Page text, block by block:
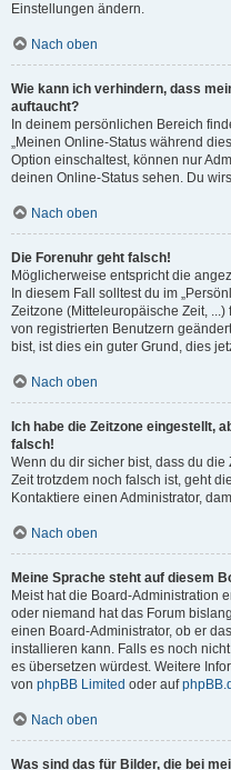
Einstellungen ändern.
Nach oben
Wie kann ich verhindern, dass
auftaucht?
In deinem persönlichen Bereich
„Meinen Online-Status während
Option einschaltest, können nur
deinen Online-Status sehen. Du
Nach oben
Die Forenuhr geht falsch!
Möglicherweise entspricht die
In diesem Fall solltest du im
Zeitzone (Mitteleuropäische Zeit,
von registrierten Benutzern
bist, ist dies ein guter Grund, dies
Nach oben
Ich habe die Zeitzone eingestellt,
falsch!
Wenn du dir sicher bist, dass du
Zeit trotzdem noch falsch ist, geht
Kontaktiere einen Administrator,
Nach oben
Meine Sprache steht auf diesem
Meist hat die Board-Administration
oder niemand hat das Forum
einen Board-Administrator, ob er
installieren kann. Falls es noch
es übersetzen würdest. Weitere
von phpBB Limited oder auf
Nach oben
Was sind das für Bilder, die bei